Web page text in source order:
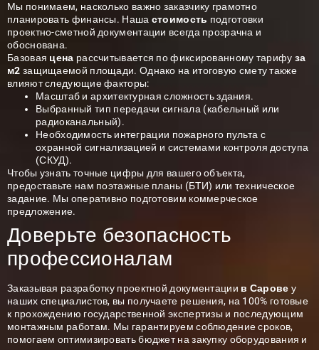
Мы понимаем, насколько важно заказчику грамотно
планировать финансы. Наша стоимость подготовки
проектно-сметной документации всегда прозрачна и
обоснована.
Базовая цена рассчитывается по фиксированному тарифу за
м2 защищаемой площади. Однако на итоговую смету также
влияют следующие факторы:
Масштаб и архитектурная сложность здания.
Выбранный тип передачи сигнала (кабельный или
радиоканальный).
Необходимость интеграции пожарного пульта с
охранной сигнализацией и системами контроля доступа
(СКУД).
Чтобы узнать точные цифры для вашего объекта,
предоставьте нам поэтажные планы (БТИ) или техническое
задание. Мы оперативно подготовим коммерческое
предложение.
Доверьте безопасность
профессионалам
Заказывая разработку проектной документации в Сарове у
наших специалистов, вы получаете решения, на 100% готовые
к прохождению государственной экспертизы и последующим
монтажным работам. Мы гарантируем соблюдение сроков,
помогаем оптимизировать бюджет на закупку оборудования и